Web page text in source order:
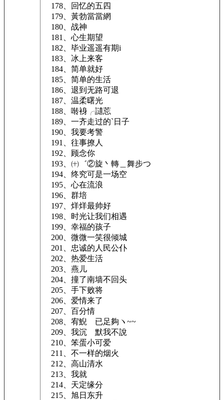
178、回忆的五四
179、黃勃當當網
180、战神
181、心生期望
182、毕业遥遥有期i
183、冰上来客
184、简单就好
185、简单的生活
186、退到无路可退
187、温柔曙光
188、啭裑╭讉莣
189、一齐走过的`日子
190、我要考警
191、往事撩人
192、顾念你
193、㈩゛②旋丶轉＿舞步つ
194、终究可是一场空
195、心在流浪
196、群培
197、烊烊最帅好
198、时光让我们相遇
199、幸福的孩子
200、微微一笑很倾城
201、忠诚的人民公仆
202、热爱生活
203、燕儿
204、撞了南墙不回头
205、手下败将
206、爱情来了
207、百分情
208、宥鯢ゞ已足夠ヽ~~
209、我沉ゞ默我不說
210、笨蛋小可爱
211、不一样的烟火
212、高山清水
213、我就
214、天定缘分
215、旭日东升